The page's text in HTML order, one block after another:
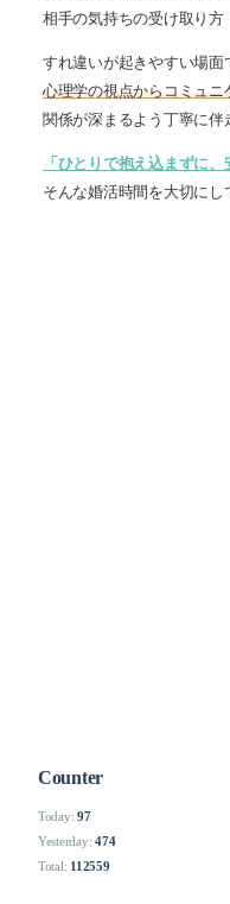
相手の気持ちの受け取り方
すれ違いが起きやすい場面
心理学の視点からコミュ
関係が深まるよう丁寧に伴
「ひとりで抱え込まずに、
そんな婚活時間を大切にし
Counter
Today:97
Yesterday:474
Total: 112559